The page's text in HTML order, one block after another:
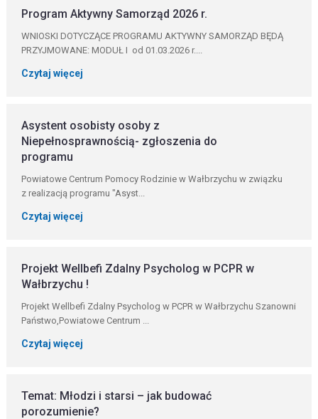
Program Aktywny Samorząd 2026 r.
WNIOSKI DOTYCZĄCE PROGRAMU AKTYWNY SAMORZĄD BĘDĄ
PRZYJMOWANE: MODUŁ I od 01.03.2026 r....
Czytaj więcej
Asystent osobisty osoby z
Niepełnosprawnością- zgłoszenia do
programu
Powiatowe Centrum Pomocy Rodzinie w Wałbrzychu w związku
z realizacją programu "Asyst...
Czytaj więcej
Projekt Wellbefi Zdalny Psycholog w PCPR w
Wałbrzychu !
Projekt Wellbefi Zdalny Psycholog w PCPR w Wałbrzychu Szanowni
Państwo,Powiatowe Centrum ...
Czytaj więcej
Temat: Młodzi i starsi – jak budować
porozumienie?